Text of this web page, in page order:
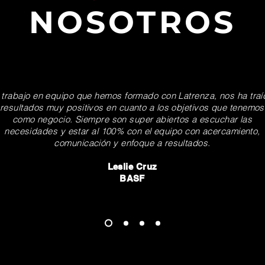
NOSOTROS
trabajo en equipo que hemos formado con Latrenza, nos ha
resultados muy positivos en cuanto a los objetivos que tenemos
como negocio. Siempre son super abiertos a escuchar las
necesidades y estar al 100% con el equipo con acercamiento,
comunicación y enfoque a resultados.
Leslie Cruz
BASF